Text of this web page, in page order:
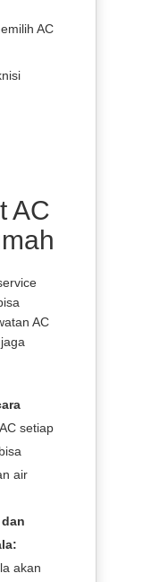
AC
AC
AC
setiap
air
akan